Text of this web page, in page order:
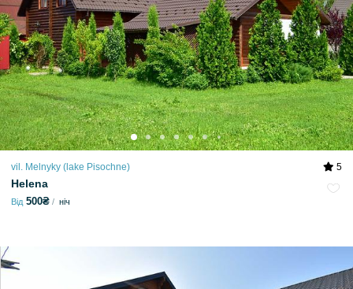
vil. Melnyky (lake Pіsochne) 5
Helena
Від 500₴ ніч